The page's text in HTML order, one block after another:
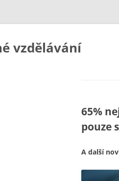
vzdělávání
65%
pouze
A další